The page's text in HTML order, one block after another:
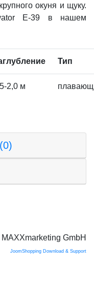
окуня и щуку.
E-39 в нашем
Тип
2,0 м
GmbH
JoomShopping Download & Support